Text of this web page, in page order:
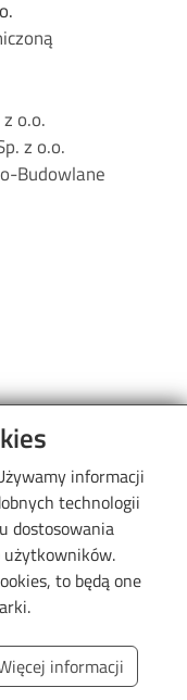
informacji
technologii
dostosowania
to będą one
informacji
o.o.
z o.o.
Budowlane